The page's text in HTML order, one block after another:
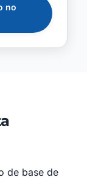
no
de base de